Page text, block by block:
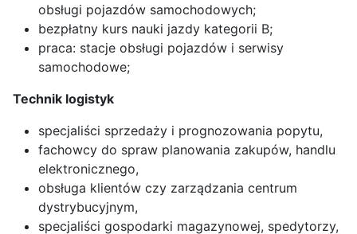
obsługi pojazdów samochodowych;
bezpłatny kurs nauki jazdy kategorii B;
praca: stacje obsługi pojazdów i serwisy
samochodowe;
Technik logistyk
specjaliści sprzedaży i prognozowania popytu,
fachowcy do spraw planowania zakupów, handlu
elektronicznego,
obsługa klientów czy zarządzania centrum
dystrybucyjnym,
specjaliści gospodarki magazynowej, spedytorzy,